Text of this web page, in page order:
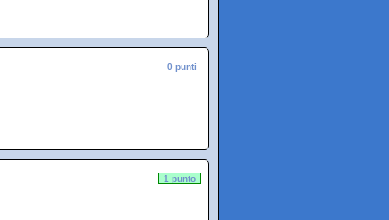
0 punti
1 punto